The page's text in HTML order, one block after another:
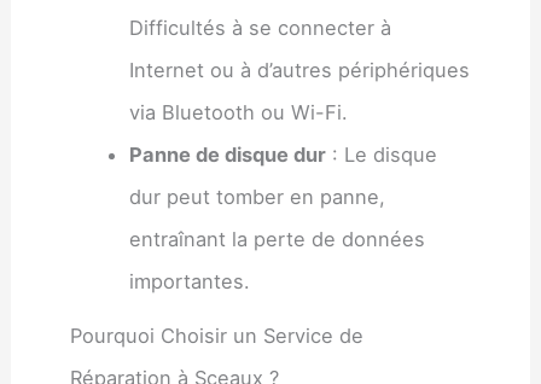
Difficultés à se connecter à
Internet ou à d’autres périphériques
via Bluetooth ou Wi-Fi.
Panne de disque dur : Le disque
dur peut tomber en panne,
entraînant la perte de données
importantes.
Pourquoi Choisir un Service de
Réparation à Sceaux ?